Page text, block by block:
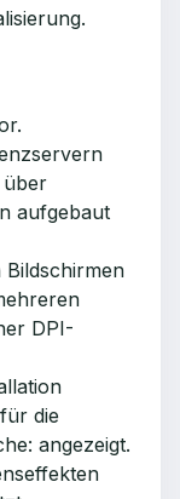
über
aufgebaut
DPI-
die
angezeigt.